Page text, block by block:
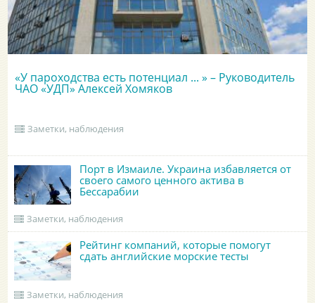
«У пароходства есть потенциал ... » – Руководитель
ЧАО «УДП» Алексей Хомяков
Заметки, наблюдения
Порт в Измаиле. Украина избавляется от
своего самого ценного актива в
Бессарабии
Заметки, наблюдения
Рейтинг компаний, которые помогут
сдать английские морские тесты
Заметки, наблюдения